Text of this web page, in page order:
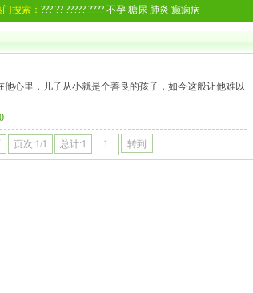
搜索： ??? ?? ????? ???? 不孕 糖尿 肺炎 癫痫病
心里，儿子从小就是个善良的孩子，如今这般让他难以
0
页次:1/1 总计:1 转到